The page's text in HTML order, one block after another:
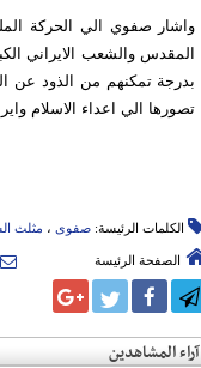
واشار صفوي الي الحركة
المقدس والشعب الايراني
بدرجة تمكنهم من الذود عن
تصورها الي اعداء الاسلام
الكلمات الرئيسة: صفوی، مثلث
الصفحة الرئيسة
آراء المشاهدين